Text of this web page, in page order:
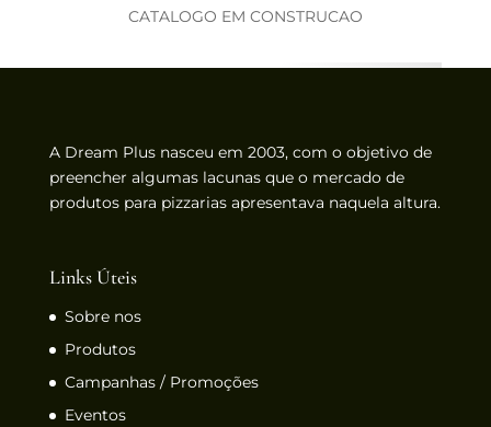
CATALOGO EM CONSTRUCAO
A Dream Plus nasceu em 2003, com o objetivo de
preencher algumas lacunas que o mercado de
produtos para pizzarias apresentava naquela altura.
Links Úteis
Sobre nos
Produtos
Campanhas / Promoções
Eventos